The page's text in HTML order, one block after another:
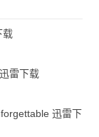
载
雷下载
迅雷下